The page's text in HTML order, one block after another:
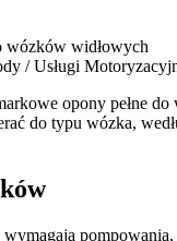
wózków widłowych
/ Usługi
opony pełne
do typu wózka,